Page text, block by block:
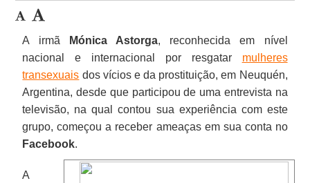
A irmã Mónica Astorga, reconhecida em nível
nacional e internacional por resgatar mulheres
transexuais dos vícios e da prostituição, em Neuquén,
Argentina, desde que participou de uma entrevista na
televisão, na qual contou sua experiência com este
grupo, começou a receber ameaças em sua conta no
Facebook.
A